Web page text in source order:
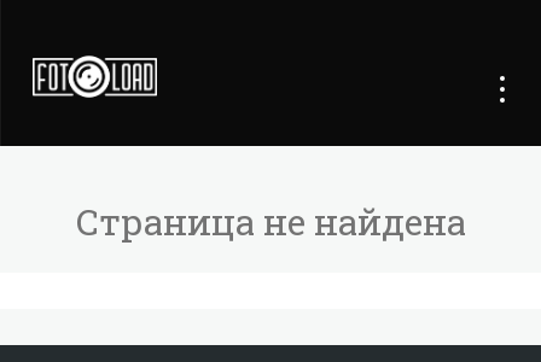
Страница не найдена